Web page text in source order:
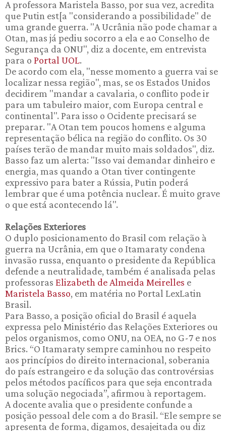
A professora Maristela Basso, por sua vez, acredita
que Putin est[a "considerando a possibilidade" de
uma grande guerra. "A Ucrânia não pode chamar a
Otan, mas já pediu socorro a ela e ao Conselho de
Segurança da ONU", diz a docente, em entrevista
para o Portal UOL.
De acordo com ela, "nesse momento a guerra vai se
localizar nessa região", mas, se os Estados Unidos
decidirem "mandar a cavalaria, o conflito pode ir
para um tabuleiro maior, com Europa central e
continental". Para isso o Ocidente precisará se
preparar. "A Otan tem poucos homens e alguma
representação bélica na região do conflito. Os 30
países terão de mandar muito mais soldados", diz.
Basso faz um alerta: "Isso vai demandar dinheiro e
energia, mas quando a Otan tiver contingente
expressivo para bater a Rússia, Putin poderá
lembrar que é uma potência nuclear. É muito grave
o que está acontecendo lá".
Relações Exteriores
O duplo posicionamento do Brasil com relação à
guerra na Ucrânia, em que o Itamaraty condena
invasão russa, enquanto o presidente da República
defende a neutralidade, também é analisada pelas
professoras Elizabeth de Almeida Meirelles e
Maristela Basso, em matéria no Portal LexLatin
Brasil.
Para Basso, a posição oficial do Brasil é aquela
expressa pelo Ministério das Relações Exteriores ou
pelos organismos, como ONU, na OEA, no G-7 e nos
Brics. “O Itamaraty sempre caminhou no respeito
aos princípios do direito internacional, soberania
do país estrangeiro e da solução das controvérsias
pelos métodos pacíficos para que seja encontrada
uma solução negociada”, afirmou à reportagem.
A docente avalia que o presidente confunde a
posição pessoal dele com a do Brasil. “Ele sempre se
apresenta de forma, digamos, desajeitada ou diz